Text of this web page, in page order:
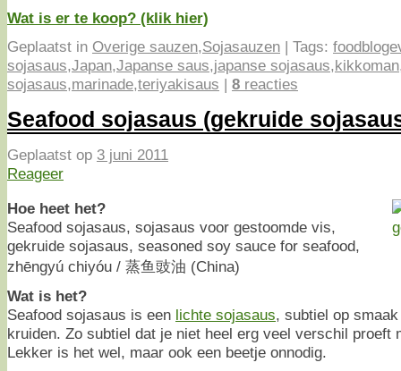
Wat is er te koop? (klik hier)
Geplaatst in Overige sauzen,Sojasauzen | Tags:
sojasaus,Japan,Japanse saus,japanse sojasaus,kikkoman
sojasaus,marinade,teriyakisaus | 8 reacties
Seafood sojasaus (gekruide
Geplaatst op 3 juni 2011
Reageer
Hoe heet het?
Seafood sojasaus, sojasaus voor gestoomde vis,
gekruide sojasaus, seasoned soy sauce for seafood,
zhēngyú chiyóu / 蒸鱼豉油 (China)
Wat is het?
Seafood sojasaus is een lichte sojasaus, subtiel op
kruiden. Zo subtiel dat je niet heel erg veel verschil proeft
Lekker is het wel, maar ook een beetje onnodig.